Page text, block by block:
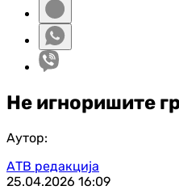
Не игноришите
Аутор:
АТВ редакција
25.04.2026 16:09